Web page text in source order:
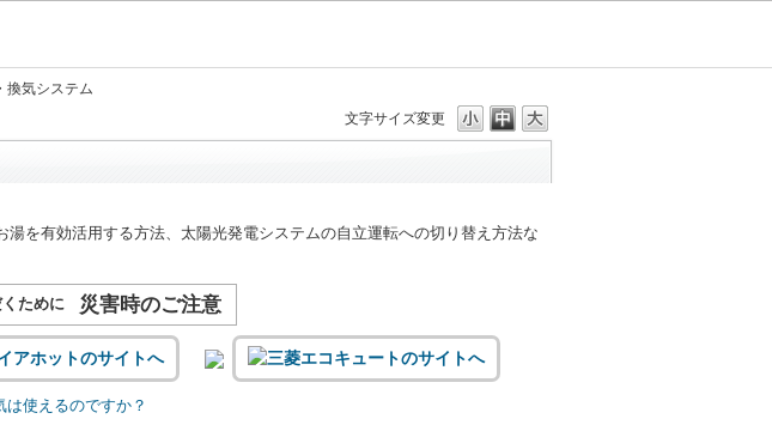
換気システム
文字サイズ変更
を有効活用する方法、太陽光発電システムの自立運転への切り替え方法な
ために 災害時のご注意
使えるのですか？